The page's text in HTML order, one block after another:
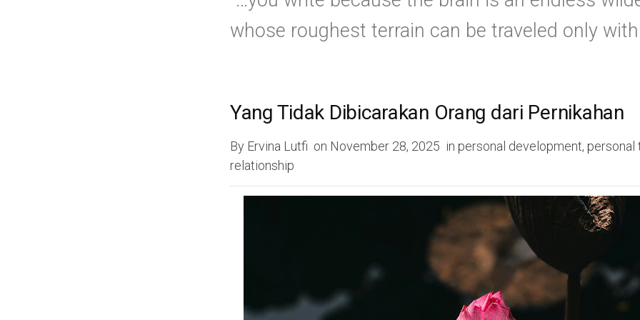
whose roughest terrain can be traveled only with
Yang Tidak Dibicarakan Orang dari Pernikahan
By Ervina Lutfi on November 28, 2025 in personal development, personal
relationship